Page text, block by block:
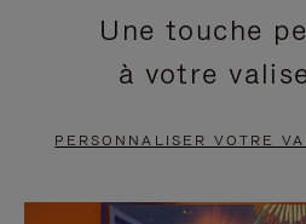
EN
PAUSE,
APPUYEZ
POUR
VIDÉO
EST
CLIQUER
Une touche
à votre
PERSONNALISER VOTRE